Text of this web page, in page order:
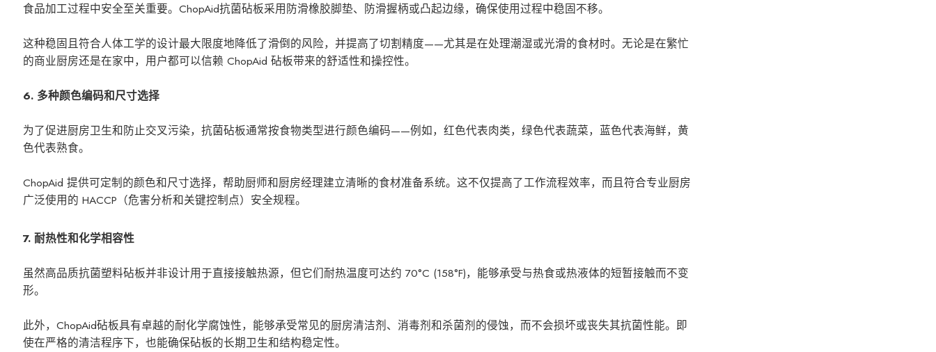
食品加工过程中安全至关重要。ChopAid抗菌砧板采用防滑橡胶脚垫、防滑握柄或凸起边缘，确保使用过程中稳固不移。
这种稳固且符合人体工学的设计最大限度地降低了滑倒的风险，并提高了切割精度——尤其是在处理潮湿或光滑的食材时。无论是在繁忙
的商业厨房还是在家中，用户都可以信赖 ChopAid 砧板带来的舒适性和操控性。
6. 多种颜色编码和尺寸选择
为了促进厨房卫生和防止交叉污染，抗菌砧板通常按食物类型进行颜色编码——例如，红色代表肉类，绿色代表蔬菜，蓝色代表海鲜，黄
色代表熟食。
ChopAid 提供可定制的颜色和尺寸选择，帮助厨师和厨房经理建立清晰的食材准备系统。这不仅提高了工作流程效率，而且符合专业厨房
广泛使用的 HACCP（危害分析和关键控制点）安全规程。
7. 耐热性和化学相容性
虽然高品质抗菌塑料砧板并非设计用于直接接触热源，但它们耐热温度可达约 70°C (158°F)，能够承受与热食或热液体的短暂接触而不变
形。
此外，ChopAid砧板具有卓越的耐化学腐蚀性，能够承受常见的厨房清洁剂、消毒剂和杀菌剂的侵蚀，而不会损坏或丧失其抗菌性能。即
使在严格的清洁程序下，也能确保砧板的长期卫生和结构稳定性。